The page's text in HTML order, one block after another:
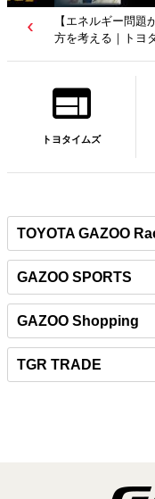
【若者たちへ】岡
｜サッカー日本代
トヨタイムズ
TOYOTA GAZOO
GAZOO SPORTS
GAZOO Shopping
TGR TRADE